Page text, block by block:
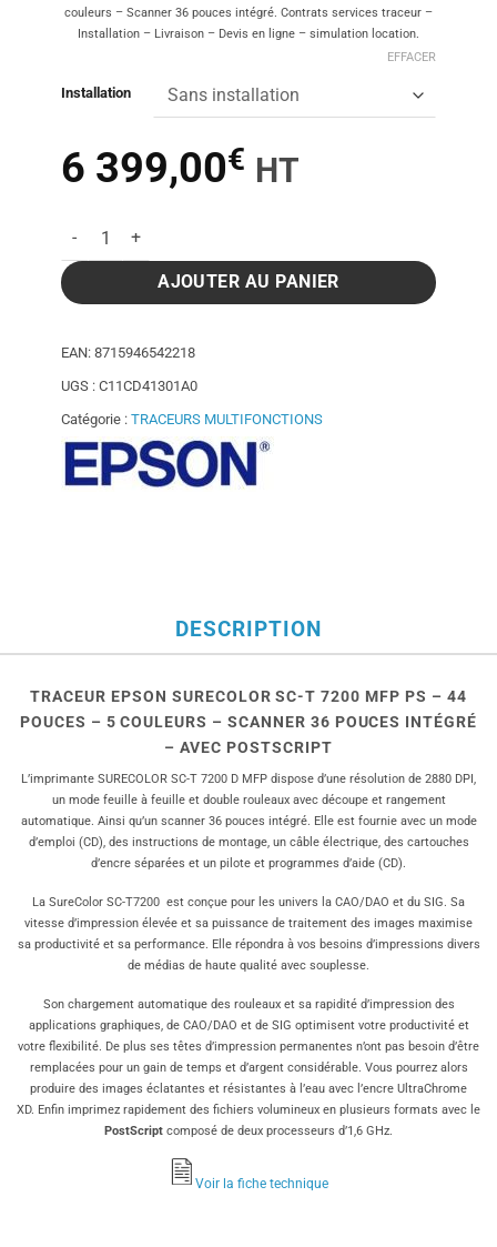
couleurs – Scanner 36 pouces intégré. Contrats services traceur –
Installation – Livraison – Devis en ligne – simulation location.
Installation
EFFACER
6 399,00€ HT
quantité de Traceur Epson SURECOLOR SC-T 7200 MFP PS
AJOUTER AU PANIER
EAN: 8715946542218
UGS : C11CD41301A0
Catégorie : TRACEURS MULTIFONCTIONS
DESCRIPTION
TRACEUR EPSON SURECOLOR SC-T 7200 MFP PS – 44
POUCES – 5 COULEURS – SCANNER 36 POUCES INTÉGRÉ
– AVEC POSTSCRIPT
L’imprimante SURECOLOR SC-T 7200 D MFP dispose d’une résolution de 2880 DPI,
un mode feuille à feuille et double rouleaux avec découpe et rangement
automatique. Ainsi qu’un scanner 36 pouces intégré. Elle est fournie avec un mode
d’emploi (CD), des instructions de montage, un câble électrique, des cartouches
d’encre séparées et un pilote et programmes d’aide (CD).
La SureColor SC-T7200 est conçue pour les univers la CAO/DAO et du SIG. Sa
vitesse d’impression élevée et sa puissance de traitement des images maximise
sa productivité et sa performance. Elle répondra à vos besoins d’impressions divers
de médias de haute qualité avec souplesse.
Son chargement automatique des rouleaux et sa rapidité d’impression des
applications graphiques, de CAO/DAO et de SIG optimisent votre productivité et
votre flexibilité. De plus ses têtes d’impression permanentes n’ont pas besoin d’être
remplacées pour un gain de temps et d’argent considérable. Vous pourrez alors
produire des images éclatantes et résistantes à l’eau avec l’encre UltraChrome
XD. Enfin imprimez rapidement des fichiers volumineux en plusieurs formats avec le
PostScript composé de deux processeurs d’1,6 GHz.
Voir la fiche technique